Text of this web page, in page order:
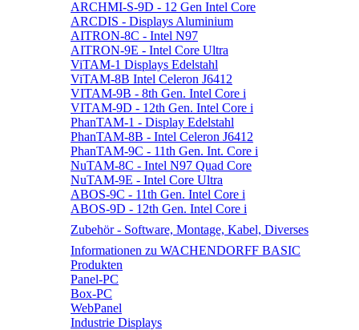
ARCHMI-S-9D - 12 Gen Intel Core
ARCDIS - Displays Aluminium
AITRON-8C - Intel N97
AITRON-9E - Intel Core Ultra
ViTAM-1 Displays Edelstahl
ViTAM-8B Intel Celeron J6412
VITAM-9B - 8th Gen. Intel Core i
VITAM-9D - 12th Gen. Intel Core i
PhanTAM-1 - Display Edelstahl
PhanTAM-8B - Intel Celeron J6412
PhanTAM-9C - 11th Gen. Int. Core i
NuTAM-8C - Intel N97 Quad Core
NuTAM-9E - Intel Core Ultra
ABOS-9C - 11th Gen. Intel Core i
ABOS-9D - 12th Gen. Intel Core i
Zubehör - Software, Montage, Kabel, Diverses
Informationen zu WACHENDORFF BASIC
Produkten
Panel-PC
Box-PC
WebPanel
Industrie Displays